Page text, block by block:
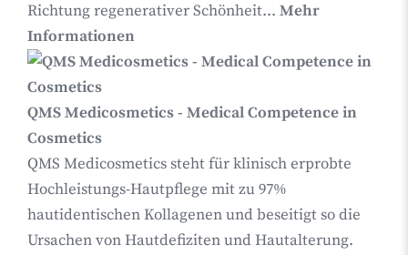
Richtung regenerativer Schönheit... Mehr
Informationen
QMS Medicosmetics - Medical Competence in
Cosmetics
QMS Medicosmetics steht für klinisch erprobte
Hochleistungs-Hautpflege mit zu 97%
hautidentischen Kollagenen und beseitigt so die
Ursachen von Hautdefiziten und Hautalterung.